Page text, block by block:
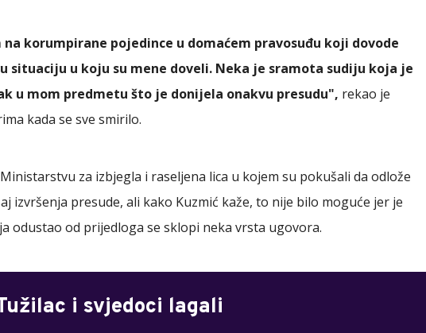
na korumpirane pojedince u domaćem pravosuđu koji dovode
situaciju u koju su mene doveli. Neka je sramota sudiju koja je
u mom predmetu što je donijela onakvu presudu", rekao je
kada se sve smirilo.
za izbjegla i raseljena lica u kojem su pokušali da odlože
izvršenja presude, ali kako Kuzmić kaže, to nije bilo moguće jer je
odustao od prijedloga se sklopi neka vrsta ugovora.
i svjedoci lagali